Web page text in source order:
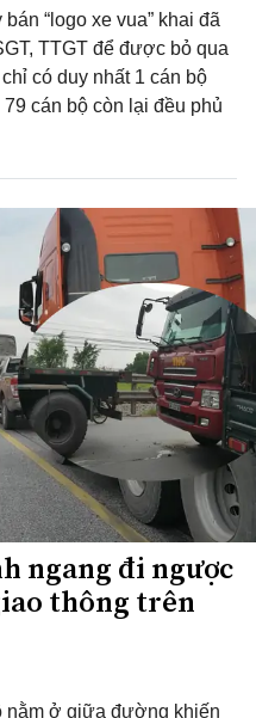
“logo xe vua” khai đã
TTGT để được bỏ qua
có duy nhất 1 cán bộ
cán bộ còn lại đều phủ
ngang đi ngược
thông trên
nằm ở giữa đường khiến